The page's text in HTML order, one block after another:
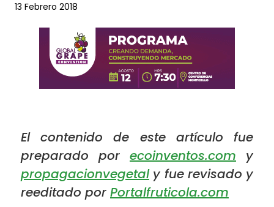
13 Febrero 2018
El contenido de este artículo fue
preparado por ecoinventos.com y
propagacionvegetaly fue revisado y
reeditado por Portalfruticola.com